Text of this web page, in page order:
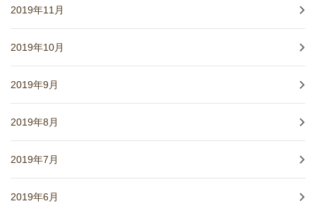
2019年11月
2019年10月
2019年9月
2019年8月
2019年7月
2019年6月